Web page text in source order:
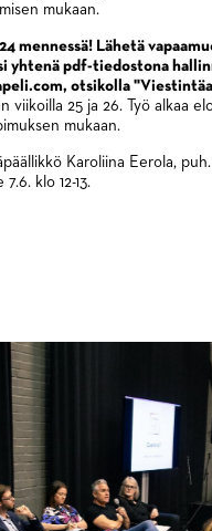
mukaan.
mennessä! Lähetä
yhtenä pdf-tiedostona
otsikolla
viikoilla 25 ja 26. Työ alkaa
mukaan.
Karoliina Eerola,
7.6. klo 12-13.